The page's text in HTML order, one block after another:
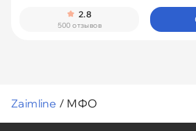
2.8
500 отзывов
Zaimline / МФО